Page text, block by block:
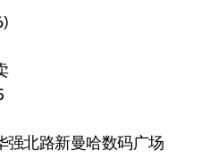
强北路新曼哈数码广场